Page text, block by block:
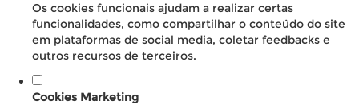
Os cookies funcionais ajudam a realizar certas
funcionalidades, como compartilhar o conteúdo do site
em plataformas de social media, coletar feedbacks e
outros recursos de terceiros.
Cookies Marketing